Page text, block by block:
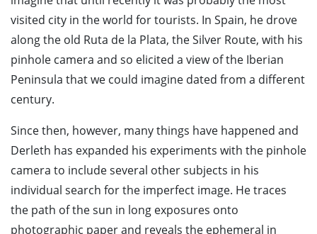
visited city in the world for tourists. In Spain, he drove
along the old Ruta de la Plata, the Silver Route, with his
pinhole camera and so elicited a view of the Iberian
Peninsula that we could imagine dated from a different
century.
Since then, however, many things have happened and
Derleth has expanded his experiments with the pinhole
camera to include several other subjects in his
individual search for the imperfect image. He traces
the path of the sun in long exposures onto
photographic paper and reveals the ephemeral in